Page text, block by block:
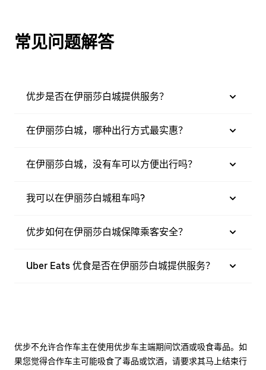
常见问题解答
优步是否在伊丽莎白城提供服务？
在伊丽莎白城，哪种出行方式最实惠？
在伊丽莎白城，没有车可以方便出行吗？
我可以在伊丽莎白城租车吗?
优步如何在伊丽莎白城保障乘客安全？
Uber Eats 优食是否在伊丽莎白城提供服务？
优步不允许合作车主在使用优步车主端期间饮酒或吸食毒品。如
果您觉得合作车主可能吸食了毒品或饮酒，请要求其马上结束行